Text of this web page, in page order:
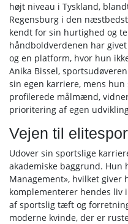
højt niveau i Tyskland,
Regensburg i den
kendt for sin hurtighed og
håndboldverdenen har
og en platform, hvor hun
Anika Bissel,
sin egen karriere, mens
profilerede målmænd,
prioritering af egen
Vejen til
Udover sin sportslige
akademiske baggrund. Hun
Management», hvilket giver
komplementerer hendes liv
af sportslig tæft og
moderne kvinde, der er